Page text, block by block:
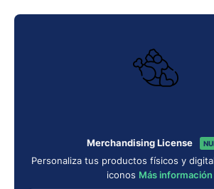
Merchandising License
Personaliza tus productos físicos y
iconos Más información